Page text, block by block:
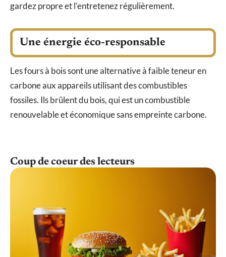
gardez propre et l’entretenez régulièrement.
Une énergie éco-responsable
Les fours à bois sont une alternative à faible teneur en
carbone aux appareils utilisant des combustibles
fossiles. Ils brûlent du bois, qui est un combustible
renouvelable et économique sans empreinte carbone.
Coup de coeur des lecteurs